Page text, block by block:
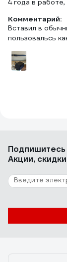
4 года в
Комментарий:
Вставил в
пользовальсь
Подпишитесь
Акции,